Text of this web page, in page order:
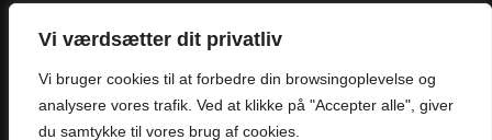
Vi værdsætter dit privatliv
Vi bruger cookies til at forbedre din browsingoplevelse og
analysere vores trafik. Ved at klikke på "Accepter alle", giver
du samtykke til vores brug af cookies.
NYHEDSBREV